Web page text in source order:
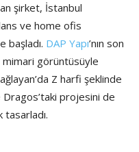
şirket, İstanbul
ve home ofis
başladı. DAP Yapı’nın son
görüntüsüyle
Z harfi şeklinde
projesini de